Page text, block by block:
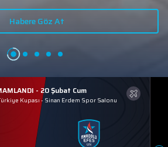
Habere Göz At
- 20 Şubat Cum
Kupası - Sinan Erdem Spor Salonu